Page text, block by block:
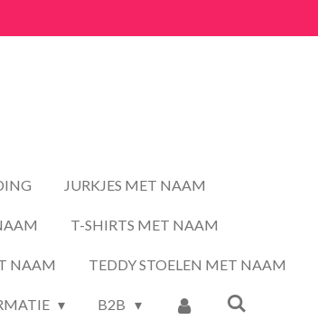
JURKJES MET NAAM
T-SHIRTS MET NAAM
NAAM TEDDY STOELEN MET NAAM
B2B